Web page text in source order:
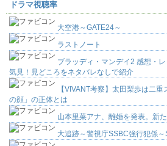
ドラマ視聴率
大空港～GATE24～
ラストノート
ブラッディ・マンデイ2 感想・
気見！見どころをネタバレなしで紹介
【VIVANT考察】太田梨歩は二
の顔」の正体とは
山本里菜アナ、離婚を発表。新
大追跡～警視庁SSBC強行犯係